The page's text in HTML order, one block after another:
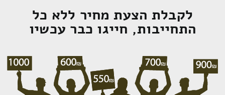
לקבלת הצעת מחיר ללא כל
התחייבות, חייגו כבר עכשיו